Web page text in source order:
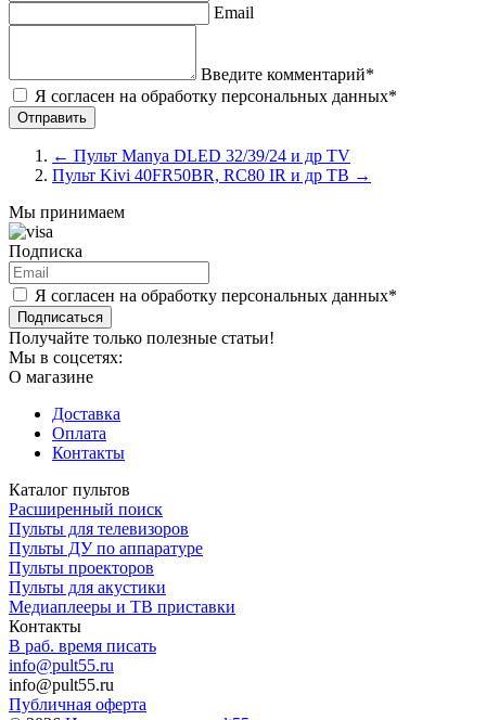
Email
Введите комментарий*
Я согласен на обработку персональных данных*
← Пульт Manya DLED 32/39/24 и др TV
Пульт Kivi 40FR50BR, RC80 IR и др ТВ →
Мы принимаем
Подписка
Я согласен на обработку персональных данных*
Подписаться
Получайте только полезные статьи!
Мы в соцсетях:
О магазине
Доставка
Оплата
Контакты
Каталог пультов
Расширенный поиск
Пульты для телевизоров
Пульты ДУ по аппаратуре
Пульты проекторов
Пульты для акустики
Медиаплееры и ТВ приставки
Контакты
В раб. время писать
info@pult55.ru
info@pult55.ru
Публичная оферта